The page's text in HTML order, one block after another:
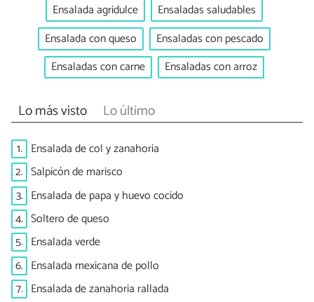
Ensalada agridulce
Ensaladas saludables
Ensalada con queso
Ensaladas con pescado
Ensaladas con carne
Ensaladas con arroz
Lo más visto Lo último
1. Ensalada de col y zanahoria
2. Salpicón de marisco
3. Ensalada de papa y huevo cocido
4. Soltero de queso
5. Ensalada verde
6. Ensalada mexicana de pollo
7. Ensalada de zanahoria rallada